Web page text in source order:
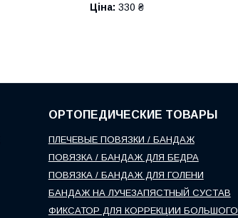
Ціна: 330 ₴
ОРТОПЕДИЧЕСКИЕ ТОВАРЫ
ПЛЕЧЕВЫЕ ПОВЯЗКИ / БАНДАЖ
ПОВЯЗКА / БАНДАЖ ДЛЯ БЕДРА
ПОВЯЗКА / БАНДАЖ ДЛЯ ГОЛЕНИ
БАНДАЖ НА ЛУЧЕЗАПЯСТНЫЙ СУСТАВ
ФИКСАТОР ДЛЯ КОРРЕКЦИИ БОЛЬШОГО